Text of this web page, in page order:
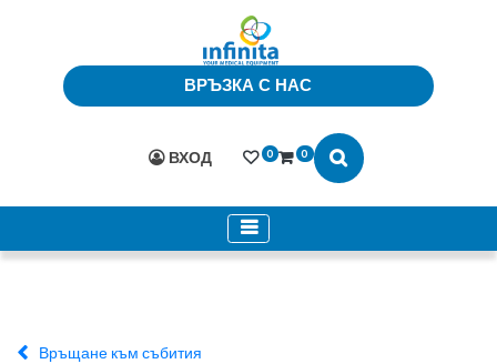
ВРЪЗКА С НАС
ВХОД 0 0
Връщане към събития